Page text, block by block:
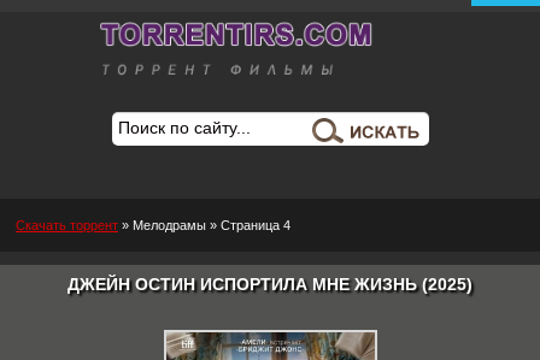
Скачать торрент » Мелодрамы » Страница 4
ДЖЕЙН ОСТИН ИСПОРТИЛА МНЕ ЖИЗНЬ (2025)